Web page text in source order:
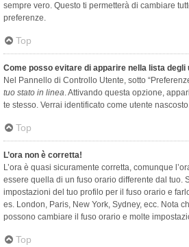
sempre vero. Questo ti permetterà di cambiare
preferenze.
Top
Come posso evitare di apparire nella lista degli
Nel Pannello di Controllo Utente, sotto
tuo stato in linea. Attivando questa opzione,
te stesso. Verrai identificato come utente
Top
L’ora non è corretta!
L’ora è quasi sicuramente corretta, comunque
essere quella di un fuso orario differente dal tuo.
impostazioni del tuo profilo per il fuso orario e
es. London, Paris, New York, Sydney, ecc. Nota
possono cambiare il fuso orario e molte
Top